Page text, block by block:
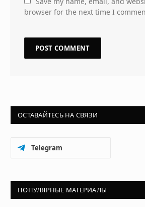
browser for the next time I
ОСТАВАЙТЕСЬ НА СВЯЗИ
Telegram
ПОПУЛЯРНЫЕ МАТЕРИАЛЫ